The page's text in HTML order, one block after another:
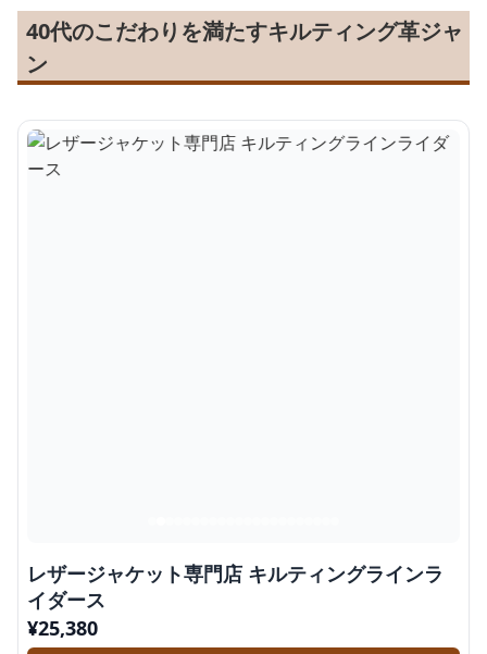
40代のこだわりを満たすキルティング革ジャ
ン
レザージャケット専門店 キルティングラインラ
イダース
¥25,380